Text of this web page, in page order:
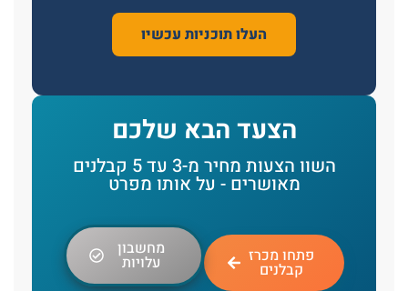
העלו תוכניות עכשיו
הצעד הבא שלכם
השוו הצעות מחיר מ-3 עד 5 קבלנים
מאושרים - על אותו מפרט
פתחו מכרז
קבלנים
מחשבון
עלויות